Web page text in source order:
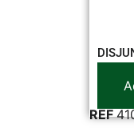
REF